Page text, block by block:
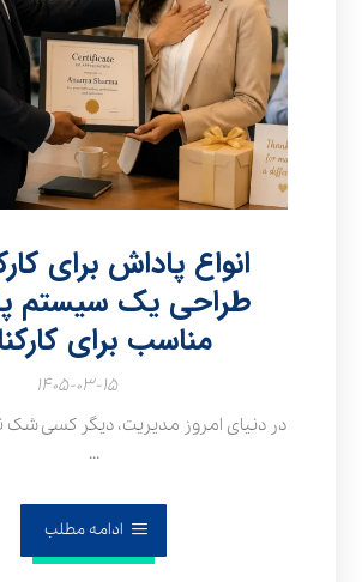
انواع پاداش برای
طراحی یک سیستم
مناسب برای
۱۴۰۵-۰۳-۱۵
در دنیای امروز مدیریت، دیگر کسی شک
...
ادامه مطلب